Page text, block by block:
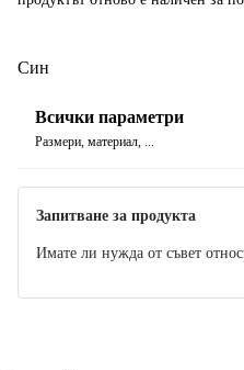
Син
Всички параметри
Размери, материал, ...
Запитване за продукта
Имате ли нужда от съвет